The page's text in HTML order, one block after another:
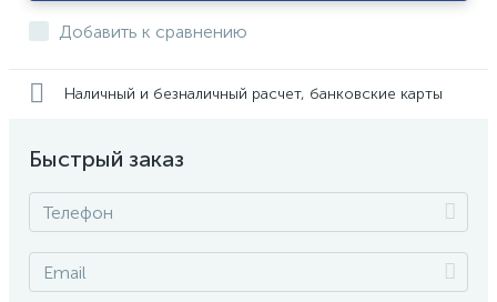
Добавить к сравнению
Наличный и безналичный расчет, банковские карты
Быстрый заказ